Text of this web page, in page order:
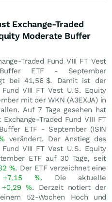
Exchange-Traded
Moderate Buffer
Traded Fund VIII FT Vest
ETF - September
bei 41,56 $. Damit ist der
VIII FT Vest U.S. Equity
mit der WKN (A3EXJA) in
Auf 7 Tage gesehen hat
Traded Fund VIII FT
ETF - September (ISIN
verändert. Der Anstieg des
VIII FT Vest U.S. Equity
ETF auf 30 Tage, seit
%. Der ETF verzeichnet eine
+7,15 %. Die aktuelle
+0,29 %. Derzeit notiert der
52-Wochen Hoch und